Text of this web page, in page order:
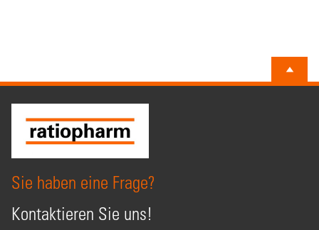
Sie haben eine Frage?
Kontaktieren Sie uns!